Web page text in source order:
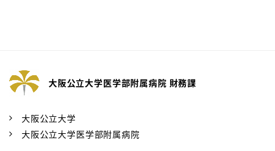
大阪公立大学医学部附属病院 財務課
大阪公立大学
大阪公立大学医学部附属病院